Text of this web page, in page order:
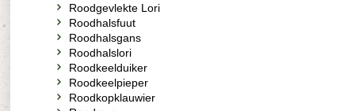
Roodgevlekte Lori
Roodhalsfuut
Roodhalsgans
Roodhalslori
Roodkeelduiker
Roodkeelpieper
Roodkopklauwier